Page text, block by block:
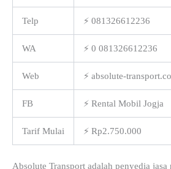
Telp ⚡ 081326612236
WA ⚡ 0 081326612236
Web ⚡ absolute-
FB ⚡ Rental Mobil Jogja
Tarif Mulai ⚡ Rp2.750.000
Absolute Transport adalah penyedia